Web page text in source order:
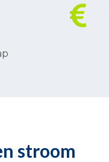
stroom